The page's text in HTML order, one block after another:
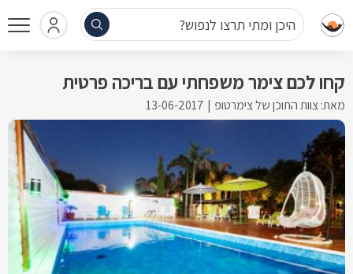
היכן ומתי תרצו לנפוש?
קחו לכם צימר משפחתי עם בריכה פרטית
מאת: צוות התוכן של צימרטופ 13-06-2017